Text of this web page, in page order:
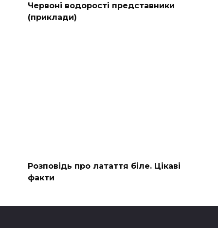
Червоні водорості представники
(приклади)
Розповідь про латаття біле. Цікаві
факти